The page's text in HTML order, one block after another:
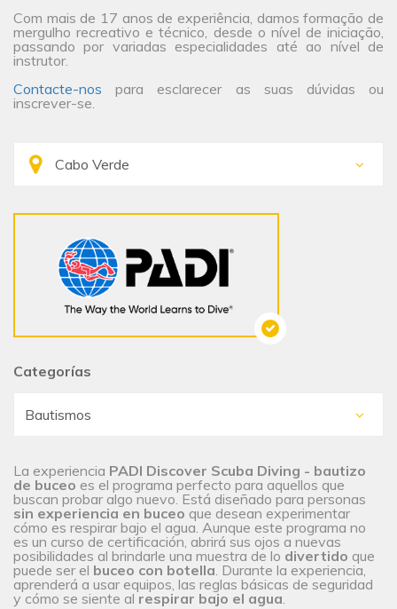
Com mais de 17 anos de experiência, damos formação de
mergulho recreativo e técnico, desde o nível de iniciação,
passando por variadas especialidades até ao nível de
instrutor.
Contacte-nos para esclarecer as suas dúvidas ou
inscrever-se.
Categorías
La experiencia PADI Discover Scuba Diving - bautizo
de buceo es el programa perfecto para aquellos que
buscan probar algo nuevo. Está diseñado para personas
sin experiencia en buceo que desean experimentar
cómo es respirar bajo el agua. Aunque este programa no
es un curso de certificación, abrirá sus ojos a nuevas
posibilidades al brindarle una muestra de lo divertido que
puede ser el buceo con botella. Durante la experiencia,
aprenderá a usar equipos, las reglas básicas de seguridad
y cómo se siente al respirar bajo el agua.